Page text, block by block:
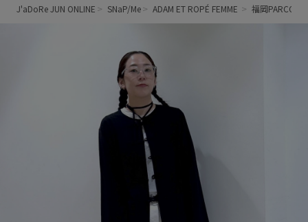
ン オンライン）
J'aDoRe JUN ONLINE SNaP/Me ADAM ET ROPÉ FEMME 福岡PARCO